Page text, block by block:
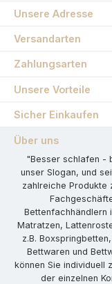
Unsere Adresse
Versandarten
Zahlungsarten
Unsere Vorteile
Sicher Einkaufen
Über uns
"Besser schlafen -
unser Slogan, und
zahlreiche Produkte
Bettenfachhändlern
Matratzen,
z.B.
Bettwaren und
können Sie individuell
der einzelnen